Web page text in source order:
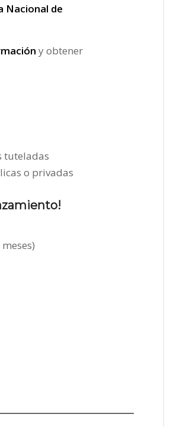
Nacional de
y obtener
tuteladas
o privadas